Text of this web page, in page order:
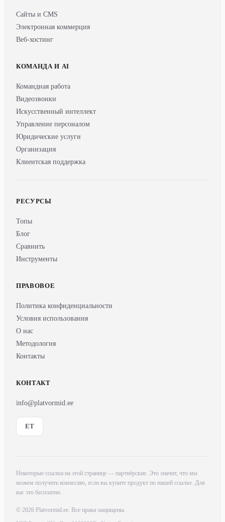
Сайты и CMS
Электронная коммерция
Веб-хостинг
КОМАНДА И AI
Командная работа
Видеозвонки
Искусственный интеллект
Управление персоналом
Юридические услуги
Организация
Клиентская поддержка
РЕСУРСЫ
Топы
Блог
Сравнить
Инструменты
ПРАВОВОЕ
Политика конфиденциальности
Условия использования
О нас
Методология
Контакты
КОНТАКТ
info@platvormid.ee
ET
Некоторые ссылки на этой странице — партнёрские. Это значит, что мы
можем получить комиссию, если вы купите продукт по нашей ссылке. Для
вас это бесплатно.
© 2026 Platvormid.ee. Все права защищены.